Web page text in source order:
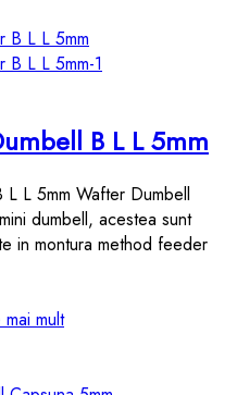
B L L 5mm
L 5mm Wafter Dumbell
dumbell, acestea sunt
in montura method feeder
mult